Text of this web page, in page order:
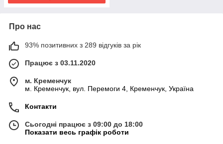
Про нас
93% позитивних з 289 відгуків за рік
Працює з 03.11.2020
м. Кременчук
м. Кременчук, вул. Перемоги 4, Кременчук, Україна
Контакти
Сьогодні працює з 09:00 до 18:00
Показати весь графік роботи